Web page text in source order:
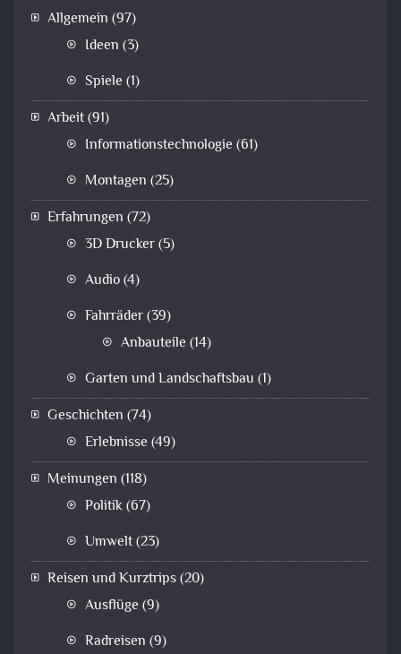
Allgemein (97)
Ideen (3)
Spiele (1)
Arbeit(91)
Informationstechnologie (61)
Montagen (25)
Erfahrungen (72)
3D Drucker(5)
Audio(4)
Fahrräder(39)
Anbauteile (14)
Garten und Landschaftsbau (1)
Geschichten (74)
Erlebnisse (49)
Meinungen (118)
Politik(67)
Umwelt(23)
Reisen und Kurztrips(20)
Ausflüge (9)
Radreisen (9)